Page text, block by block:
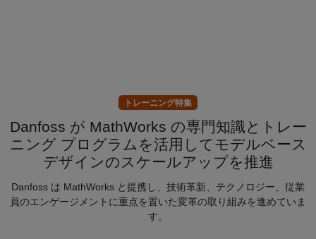
トレーニング特集
Danfoss が MathWorks の専門知識とトレー
ニング プログラムを活用してモデルベース
デザインのスケールアップを推進
Danfoss は MathWorks と提携し、技術革新、テクノロジー、従業
員のエンゲージメントに重点を置いた変革の取り組みを進めていま
す。